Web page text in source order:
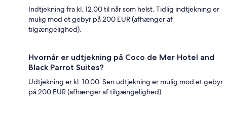
Indtjekning fra kl. 12.00 til når som helst. Tidlig indtjekning er
mulig mod et gebyr på 200 EUR (afhænger af
tilgængelighed).
Hvornår er udtjekning på Coco de Mer Hotel and
Black Parrot Suites?
Udtjekning er kl. 10.00. Sen udtjekning er mulig mod et gebyr
på 200 EUR (afhænger af tilgængelighed).